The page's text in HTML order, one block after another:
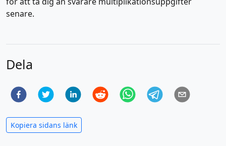
senare.
Dela
Kopiera sidans länk